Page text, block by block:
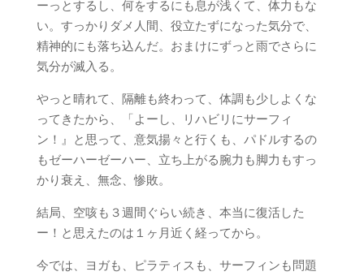
ーっとするし、何をするにも息が浅くて、体力もな
い。すっかりダメ人間、役立たずになった気分で、
精神的にも落ち込んだ。おまけにずっと雨でさらに
気分が滅入る。
やっと晴れて、隔離も終わって、体調も少しよくな
ってきたから、「よーし、リハビリにサーフィ
ン！』と思って、意気揚々と行くも、パドルするの
もゼーハーゼーハー、立ち上がる腕力も脚力もすっ
かり衰え、無念、惨敗。
結局、空咳も３週間ぐらい続き、本当に復活した
ー！と思えたのは１ヶ月近く経ってから。
今では、ヨガも、ピラティスも、サーフィンも問題